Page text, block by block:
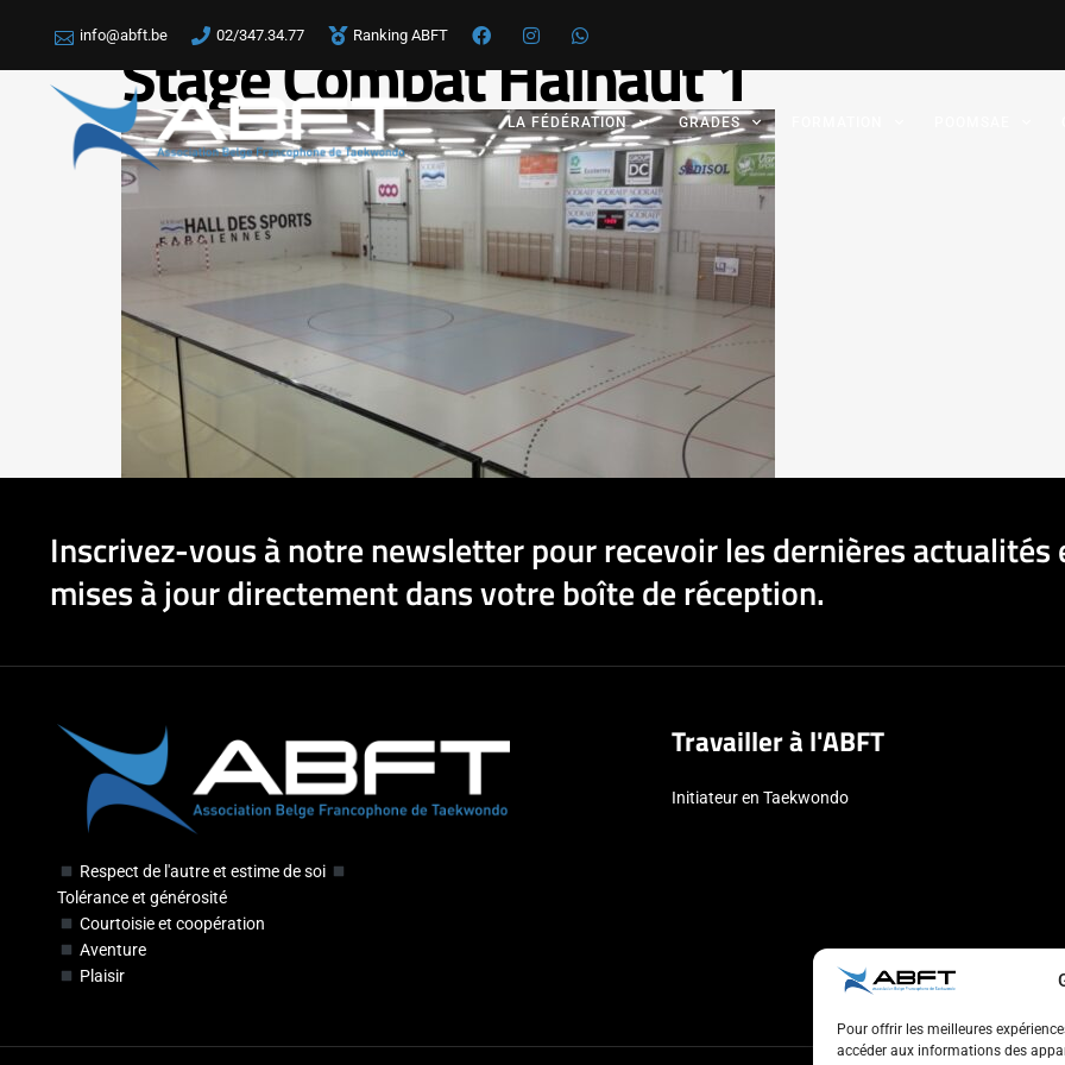
Pour offrir les meilleures
accéder aux informations des
info@abft.be 02/347.34.77 Ranking ABFT
LA FÉDÉRATION GRADES
Stage Combat Hainaut 1
Inscrivez-vous à notre newsletter pour recevoir les dernières actualités
mises à jour directement dans votre boîte de réception.
Respect de l'autre et estime de soi
Tolérance et générosité
Courtoisie et coopération
Aventure
Plaisir
Travailler à l'ABFT
Initiateur en Taekwondo